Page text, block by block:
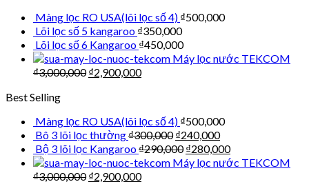
Màng lọc RO USA(lõi lọc số 4) ₫500,000
Lõi lọc số 5 kangaroo ₫350,000
Lõi lọc số 6 Kangaroo ₫450,000
Máy lọc nước TEKCOM
₫3,000,000 ₫2,900,000
Best Selling
Màng lọc RO USA(lõi lọc số 4) ₫500,000
Bô 3 lõi lọc thường₫300,000 ₫240,000
Bộ 3 lõi lọc Kangaroo₫290,000 ₫280,000
Máy lọc nước TEKCOM
₫3,000,000 ₫2,900,000